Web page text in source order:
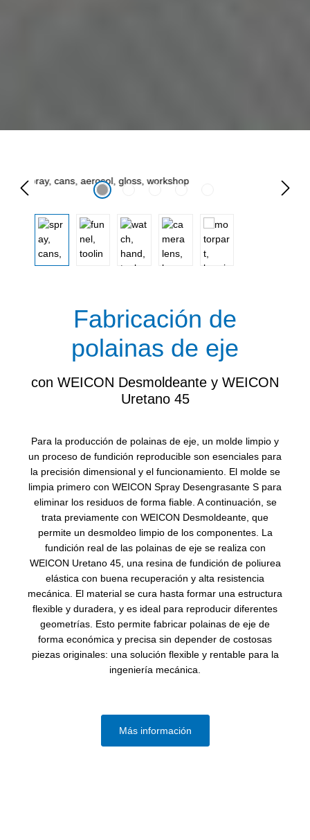
Omitir galería de imágenes
Fabricación de
polainas de eje
con WEICON Desmoldeante y WEICON
Uretano 45
Para la producción de polainas de eje, un molde limpio y
un proceso de fundición reproducible son esenciales para
la precisión dimensional y el funcionamiento. El molde se
limpia primero con WEICON Spray Desengrasante S para
eliminar los residuos de forma fiable. A continuación, se
trata previamente con WEICON Desmoldeante, que
permite un desmoldeo limpio de los componentes. La
fundición real de las polainas de eje se realiza con
WEICON Uretano 45, una resina de fundición de poliurea
elástica con buena recuperación y alta resistencia
mecánica. El material se cura hasta formar una estructura
flexible y duradera, y es ideal para reproducir diferentes
geometrías. Esto permite fabricar polainas de eje de
forma económica y precisa sin depender de costosas
piezas originales: una solución flexible y rentable para la
ingeniería mecánica.
Más información